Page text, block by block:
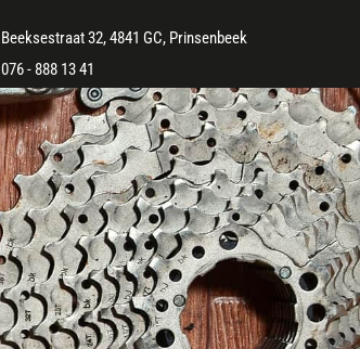
Beeksestraat 32, 4841 GC, Prinsenbeek
076 - 888 13 41